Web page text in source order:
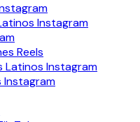
Instagram
Reels
Latinos Instagram
Instagram